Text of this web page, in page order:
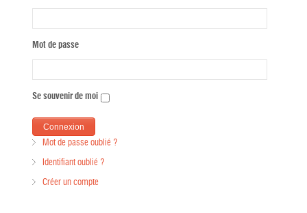
Mot de passe
Se souvenir de moi
Mot de passe oublié ?
Identifiant oublié ?
Créer un compte